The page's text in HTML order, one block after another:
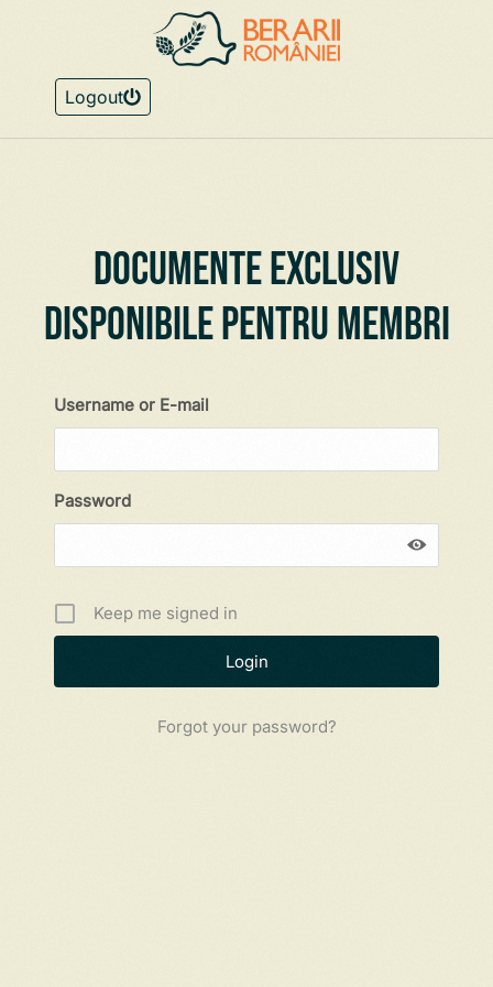
Logout
Documente exclusiv
disponibile pentru membri
Username or E-mail
Password
Keep me signed in
Forgot your password?